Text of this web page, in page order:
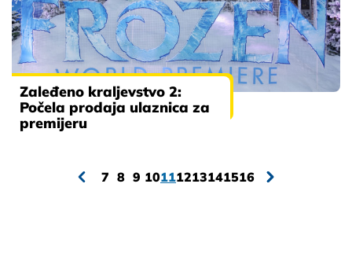
Zaleđeno kraljevstvo 2:
Počela prodaja ulaznica za
premijeru
7 8 9 10111213141516